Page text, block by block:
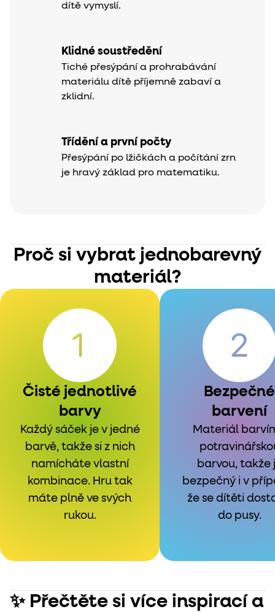
dítě vymyslí.
Klidné soustředění
Tiché přesýpání a prohrabávání
materiálu dítě příjemně zabaví a
zklidní.
Třídění a první počty
Přesýpání po lžičkách a počítání zrn
je hravý základ pro matematiku.
Proč si vybrat jednobarevný
materiál?
Čisté jednotlivé
barvy
Každý sáček je v jedné
barvě, takže si z nich
namícháte vlastní
kombinace. Hru tak
máte plně ve svých
rukou.
Bezpečné
barvení
Materiál
barvou, takže
bezpečný i v
že se dítěti
do pusy.
✨ Přečtěte si více inspirací a